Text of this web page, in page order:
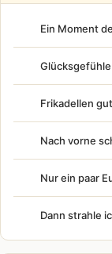
Ein Moment
Glücksgefühle
Frikadellen
Nach vorne
Nur ein paar
Dann strahle